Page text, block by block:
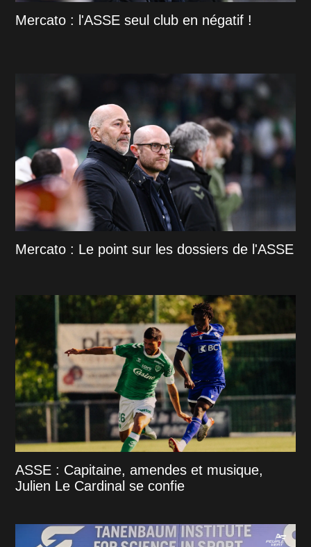
Mercato : l'ASSE seul club en négatif !
Mercato : Le point sur les dossiers de l'ASSE
ASSE : Capitaine, amendes et musique,
Julien Le Cardinal se confie